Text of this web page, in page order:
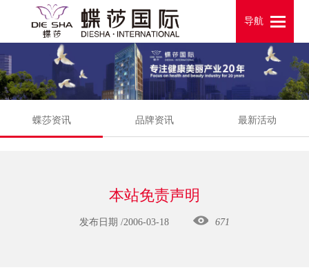
导航
导航
蝶莎资讯 品牌资讯 最新活动
本站免责声明
发布日期 /2006-03-18 671